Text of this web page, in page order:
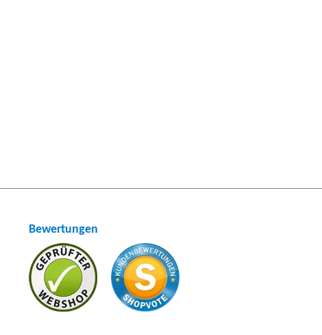
Bewertungen